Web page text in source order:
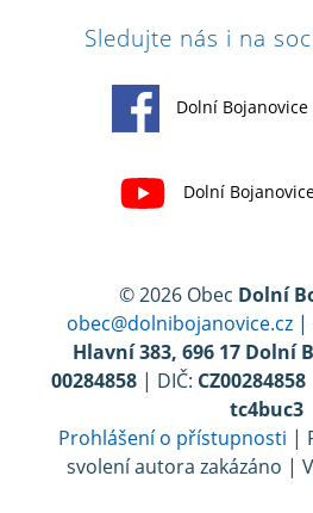
Sledujte nás i na
Dolní Bojanovice
Dolní
© 2026 Obec Dolní
obec@dolnibojanovice.cz |
Hlavní 383, 696 17 Dolní
00284858 | DIČ: CZ00284858
tc4buc3
Prohlášení o přístupnosti |
svolení autora zakázáno |